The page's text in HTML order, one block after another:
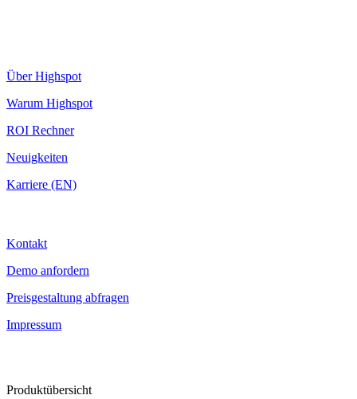
Über Highspot
Warum Highspot
ROI Rechner
Neuigkeiten
Karriere (EN)
Kontakt
Demo anfordern
Preisgestaltung abfragen
Impressum
Produktübersicht